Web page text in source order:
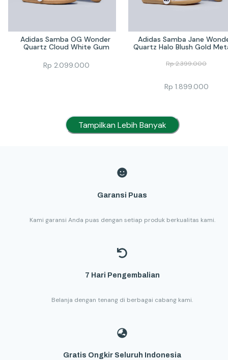
Adidas Samba OG Wonder
Quartz Cloud White Gum
Rp 2.099.000
Adidas Samba Jane
Quartz Halo Blush Gold
Rp2.399.000
Rp 1.899.000
Tampilkan Lebih Banyak
Garansi Puas
Kami garansi Anda puas dengan setiap produk berkualitas kami.
7 Hari Pengembalian
Belanja dengan tenang di berbagai cabang kami.
Gratis Ongkir Seluruh Indonesia